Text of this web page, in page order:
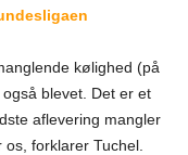
kølighed (på
blevet. Det er et
aflevering mangler
forklarer Tuchel.